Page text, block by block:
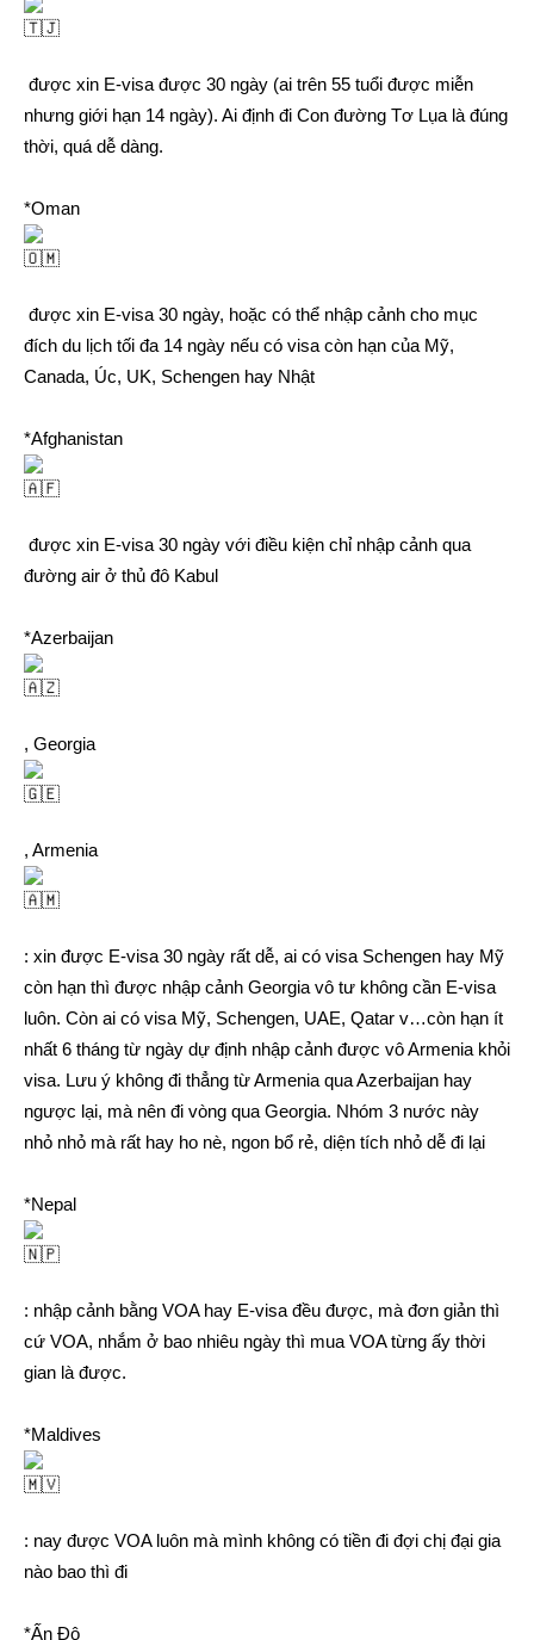
được xin E-visa được 30 ngày (ai trên 55 tuổi được miễn
nhưng giới hạn 14 ngày). Ai định đi Con đường Tơ Lụa là đúng
thời, quá dễ dàng.
*Oman
được xin E-visa 30 ngày, hoặc có thể nhập cảnh cho mục
đích du lịch tối đa 14 ngày nếu có visa còn hạn của Mỹ,
Canada, Úc, UK, Schengen hay Nhật
*Afghanistan
được xin E-visa 30 ngày với điều kiện chỉ nhập cảnh qua
đường air ở thủ đô Kabul
*Azerbaijan
, Georgia
, Armenia
: xin được E-visa 30 ngày rất dễ, ai có visa Schengen hay Mỹ
còn hạn thì được nhập cảnh Georgia vô tư không cần E-visa
luôn. Còn ai có visa Mỹ, Schengen, UAE, Qatar v…còn hạn ít
nhất 6 tháng từ ngày dự định nhập cảnh được vô Armenia khỏi
visa. Lưu ý không đi thẳng từ Armenia qua Azerbaijan hay
ngược lại, mà nên đi vòng qua Georgia. Nhóm 3 nước này
nhỏ nhỏ mà rất hay ho nè, ngon bổ rẻ, diện tích nhỏ dễ đi lại
*Nepal
: nhập cảnh bằng VOA hay E-visa đều được, mà đơn giản thì
cứ VOA, nhắm ở bao nhiêu ngày thì mua VOA từng ấy thời
gian là được.
*Maldives
: nay được VOA luôn mà mình không có tiền đi đợi chị đại gia
nào bao thì đi
*Ấn Độ